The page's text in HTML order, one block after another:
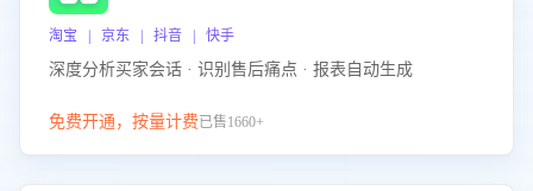
淘宝 | 京东 | 抖音 | 快手
深度分析买家会话 · 识别售后痛点 · 报表自动生成
免费开通，按量计费已售1660+